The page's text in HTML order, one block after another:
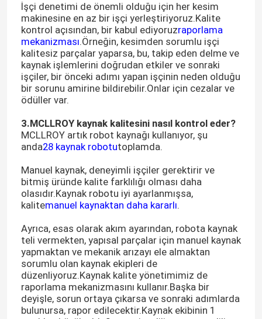
Ana sayfa
Ürünler
Hakkımızda
İşçi denetimi de önemli olduğu için her kesim
makinesine en az bir işçi yerleştiriyoruz.Kalite
kontrol açısından, bir kabul ediyoruzraporlama
mekanizması.Örneğin, kesimden sorumlu işçi
kalitesiz parçalar yaparsa, bu, takip eden delme ve
kaynak işlemlerini doğrudan etkiler ve sonraki
işçiler, bir önceki adımı yapan işçinin neden olduğu
bir sorunu amirine bildirebilir.Onlar için cezalar ve
ödüller var.
3.MCLLROY kaynak kalitesini nasıl kontrol eder?
MCLLROY artık robot kaynağı kullanıyor, şu
anda28 kaynak robotutoplamda.
Manuel kaynak, deneyimli işçiler gerektirir ve
bitmiş üründe kalite farklılığı olması daha
olasıdır.Kaynak robotu iyi ayarlanmışsa,
kalitemanuel kaynaktan daha kararlı.
Ayrıca, esas olarak akım ayarından, robota kaynak
teli vermekten, yapısal parçalar için manuel kaynak
yapmaktan ve mekanik arızayı ele almaktan
sorumlu olan kaynak ekipleri de
düzenliyoruz.Kaynak kalite yönetimimiz de
raporlama mekanizmasını kullanır.Başka bir
deyişle, sorun ortaya çıkarsa ve sonraki adımlarda
bulunursa, rapor edilecektir.Kaynak ekibinin 1